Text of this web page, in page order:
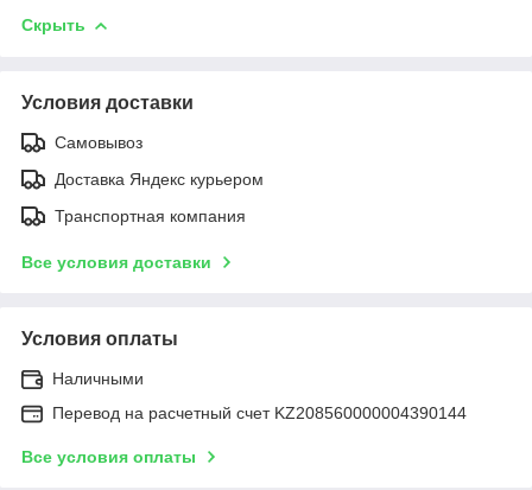
Скрыть
Условия доставки
Самовывоз
Доставка Яндекс курьером
Транспортная компания
Все условия доставки
Условия оплаты
Наличными
Перевод на расчетный счет KZ208560000004390144
Все условия оплаты